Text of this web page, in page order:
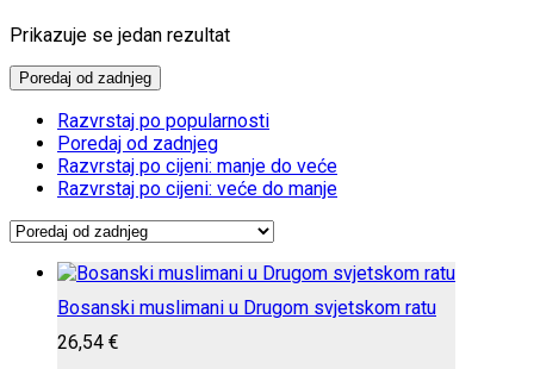
Prikazuje se jedan rezultat
Poredaj od zadnjeg
Razvrstaj po popularnosti
Poredaj od zadnjeg
Razvrstaj po cijeni: manje do veće
Razvrstaj po cijeni: veće do manje
Bosanski muslimani u Drugom svjetskom ratu
26,54 €